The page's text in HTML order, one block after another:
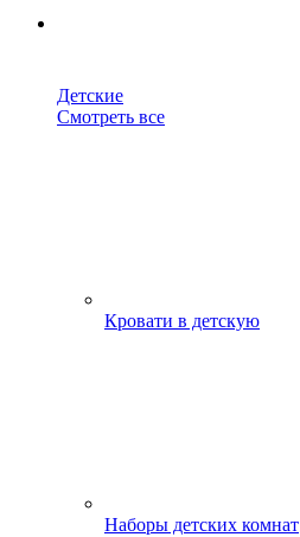
Детские
Смотреть все
Кровати в детскую
Наборы детских комнат